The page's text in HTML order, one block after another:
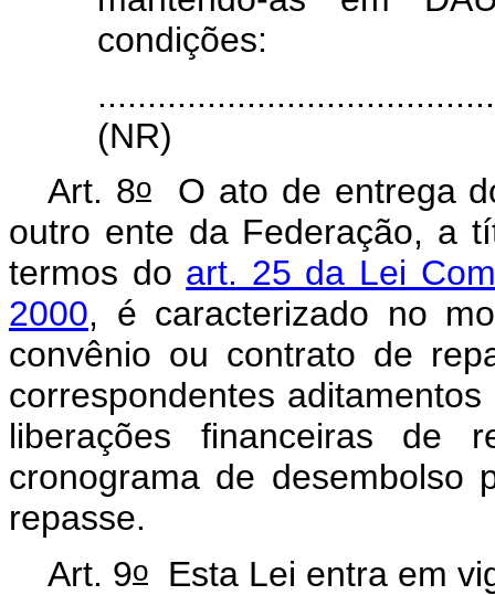
condições:
(NR)
Art. 8oO ato de entrega
outro ente da Federação, a
termos do art. 25 da Lei
2000, é caracterizado no
convênio ou contrato de
correspondentes
liberações financeiras de
cronograma de desembolso
repasse.
Art. 9o Esta Lei entra em